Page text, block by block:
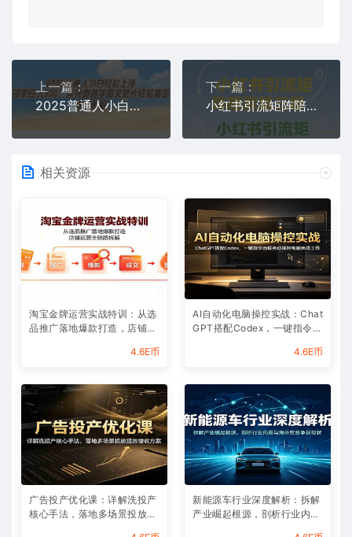
上一篇：
2025普通人小白轻松上手，简单日入5张，AI禅道哲学图文短片轻松搞定
下一篇：
小红书引流矩阵陪跑第三期，小红书引流矩阵引流玩法
相关资源
淘宝金牌运营实战特训：从选
品推广落地爆款打造，店铺运
4.6E币
AI自动化电脑操控实战：Chat
GPT搭配Codex，一键指令远
4.6E币
广告投产优化课：详解洗投产
核心手法，落地多场景投放提
新能源车行业深度解析：拆解
产业崛起根源，剖析行业内卷